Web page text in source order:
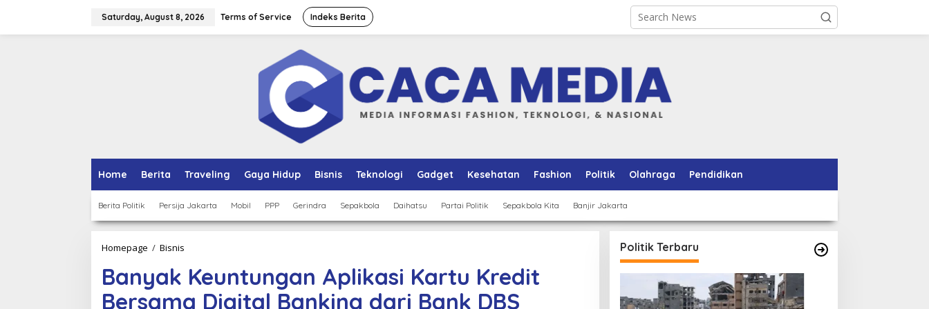
Saturday, August 8, 2026 Terms of Service Indeks Berita
Home Berita Traveling Gaya Hidup Bisnis Teknologi Gadget Kesehatan Fashion Politik Olahraga Pendidikan
Berita Politik Persija Jakarta Mobil PPP Gerindra Sepakbola Daihatsu Partai Politik Sepakbola Kita Banjir Jakarta
Homepage / Bisnis
Aplikasi
Kartu
Kredit
Banyak Keuntungan Aplikasi Kartu Kredit
Bersama Digital Banking dari Bank DBS
Politik Terbaru